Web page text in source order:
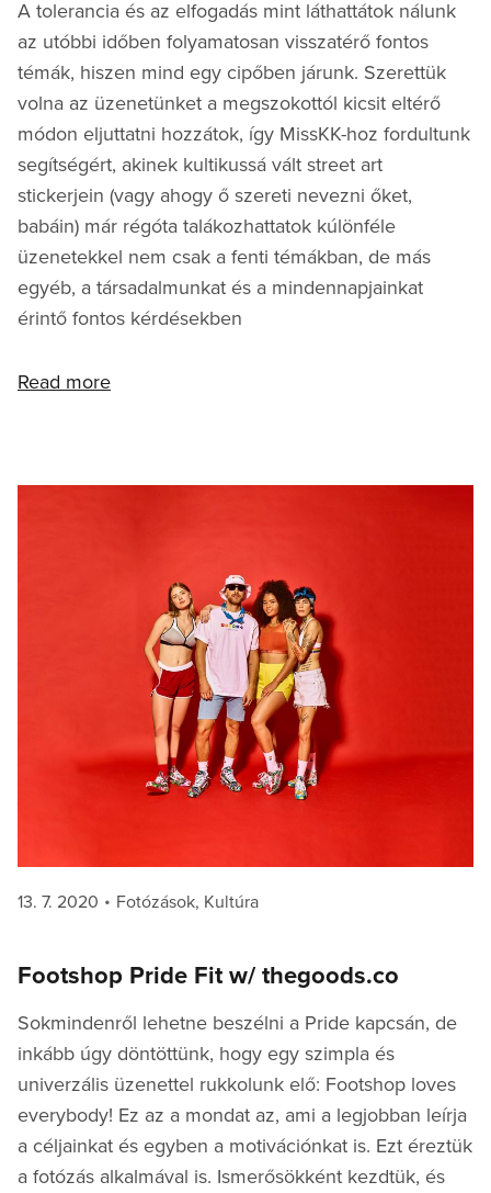
A tolerancia és az elfogadás mint láthattátok nálunk
az utóbbi időben folyamatosan visszatérő fontos
témák, hiszen mind egy cipőben járunk. Szerettük
volna az üzenetünket a megszokottól kicsit eltérő
módon eljuttatni hozzátok, így MissKK-hoz fordultunk
segítségért, akinek kultikussá vált street art
stickerjein (vagy ahogy ő szereti nevezni őket,
babáin) már régóta talákozhattatok kúlönféle
üzenetekkel nem csak a fenti témákban, de más
egyéb, a társadalmunkat és a mindennapjainkat
érintő fontos kérdésekben
Read more
Posted
13. 7. 2020 Categories
Fotózások, Kultúra
Footshop Pride Fit w/ thegoods.co
Sokmindenről lehetne beszélni a Pride kapcsán, de
inkább úgy döntöttünk, hogy egy szimpla és
univerzális üzenettel rukkolunk elő: Footshop loves
everybody! Ez az a mondat az, ami a legjobban leírja
a céljainkat és egyben a motivációnkat is. Ezt éreztük
a fotózás alkalmával is. Ismerősökként kezdtük, és